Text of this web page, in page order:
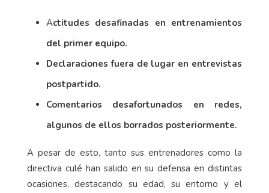
Actitudes desafinadas en entrenamientos
del primer equipo.
Declaraciones fuera de lugar en entrevistas
postpartido.
Comentarios desafortunados en redes,
algunos de ellos borrados posteriormente.
A pesar de esto, tanto sus entrenadores como la
directiva culé han salido en su defensa en distintas
ocasiones, destacando su edad, su entorno y el